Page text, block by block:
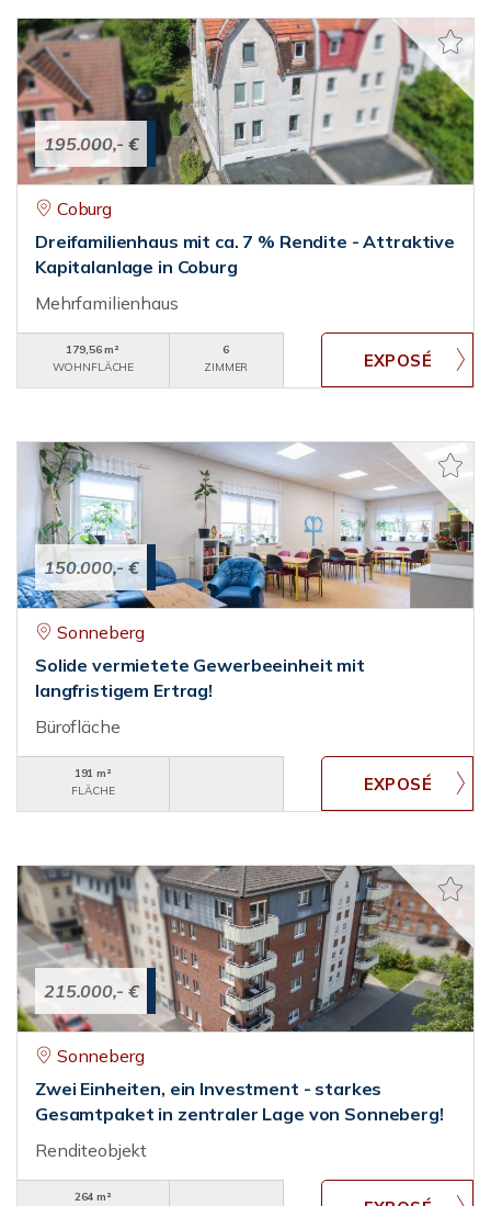
195.000,- €
Coburg
Dreifamilienhaus mit ca. 7 % Rendite - Attraktive
Kapitalanlage in Coburg
Mehrfamilienhaus
179,56 m²
WOHNFLÄCHE
6
ZIMMER
150.000,- €
Sonneberg
Solide vermietete Gewerbeeinheit mit
langfristigem Ertrag!
Bürofläche
191 m²
FLÄCHE
215.000,- €
Sonneberg
Zwei Einheiten, ein Investment - starkes
Gesamtpaket in zentraler Lage von Sonneberg!
Renditeobjekt
264 m²